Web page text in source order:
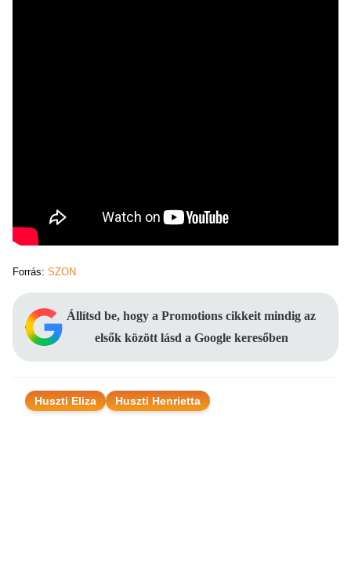
Forrás: SZON
Állítsd be, hogy a Promotions cikkeit mindig az
elsők között lásd a Google keresőben
Huszti Eliza Huszti Henrietta